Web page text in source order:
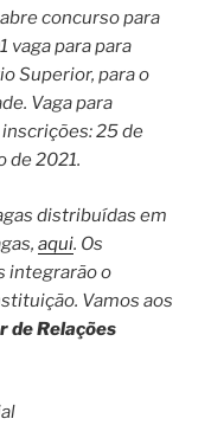
abre concurso para
vaga para para
Superior, para o
Vaga para
25 de
de 2021.
distribuídas em
aqui. Os
integrarão o
Vamos aos
de Relações